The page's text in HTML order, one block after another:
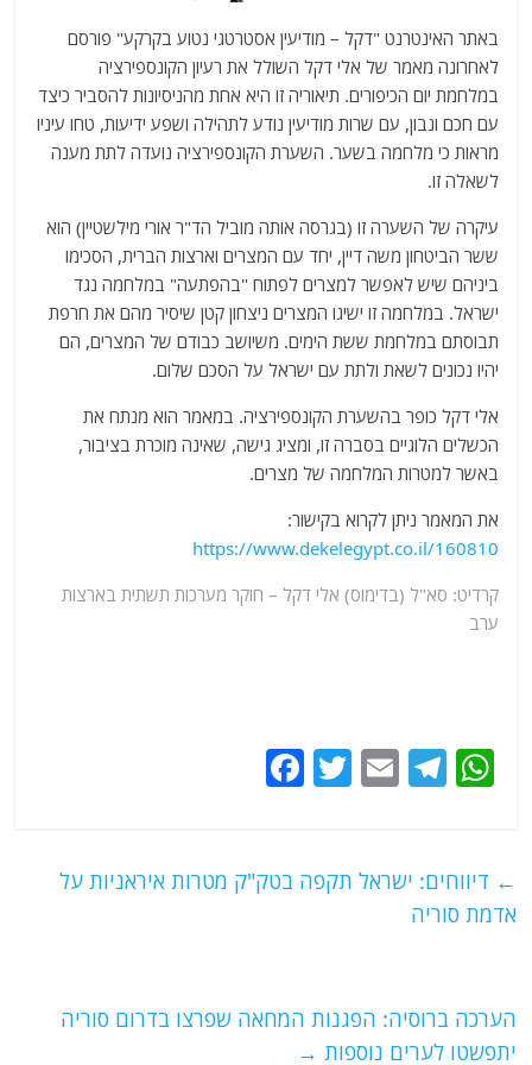
באתר האינטרנט "דקל – מודיעין אסטרטגי נטוע בקרקע" פורסם
לאחרונה מאמר של אלי דקל השולל את רעיון הקונספירציה
במלחמת יום הכיפורים. תיאוריה זו היא אחת מהניסיונות להסביר כיצד
עם חכם ונבון, עם שרות מודיעין נודע לתהילה ושפע ידיעות, טחו עיניו
מראות כי מלחמה בשער. השערת הקונספירציה נועדה לתת מענה
לשאלה זו.
עיקרה של השערה זו (בגרסה אותה מוביל הד"ר אורי מילשטיין) הוא
ששר הביטחון משה דיין, יחד עם המצרים וארצות הברית, הסכימו
ביניהם שיש לאפשר למצרים לפתוח "בהפתעה" במלחמה נגד
ישראל. במלחמה זו ישיגו המצרים ניצחון קטן שיסיר מהם את חרפת
תבוסתם במלחמת ששת הימים. משיושב כבודם של המצרים, הם
יהיו נכונים לשאת ולתת עם ישראל על הסכם שלום.
אלי דקל כופר בהשערת הקונספירציה. במאמר הוא מנתח את
הכשלים הלוגיים בסברה זו, ומציג גישה, שאינה מוכרת בציבור,
באשר למטרות המלחמה של מצרים.
את המאמר ניתן לקרוא בקישור:
https://www.dekelegypt.co.il/160810
קרדיט: סא"ל (בדימוס) אלי דקל – חוקר מערכות תשתית בארצות
ערב
W
s
A
T
g
E
l
T
er
e
k
← דיווחים: ישראל תקפה בטק"ק מטרות איראניות על
אדמת סוריה
הערכה ברוסיה: הפגנות המחאה שפרצו בדרום סוריה
יתפשטו לערים נוספות →